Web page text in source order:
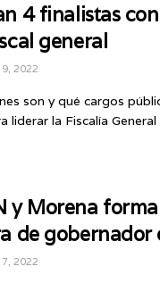
4 finalistas
general
9, 2022
son y qué cargos
liderar la Fiscalía
y Morena
de gobernador
7, 2022